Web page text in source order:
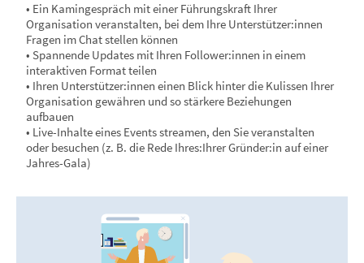
• Ein Kamingespräch mit einer Führungskraft Ihrer
Organisation veranstalten, bei dem Ihre Unterstützer:innen
Fragen im Chat stellen können
• Spannende Updates mit Ihren Follower:innen in einem
interaktiven Format teilen
• Ihren Unterstützer:innen einen Blick hinter die Kulissen Ihrer
Organisation gewähren und so stärkere Beziehungen
aufbauen
• Live-Inhalte eines Events streamen, den Sie veranstalten
oder besuchen (z. B. die Rede Ihres:Ihrer Gründer:in auf einer
Jahres-Gala)